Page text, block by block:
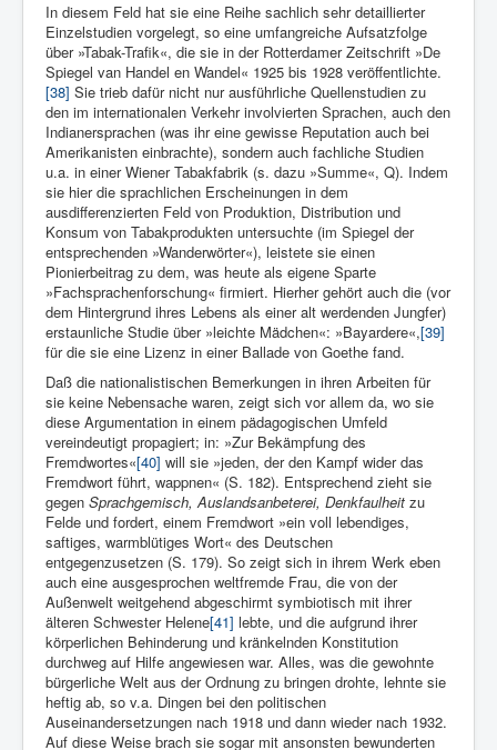
In diesem Feld hat sie eine Reihe sachlich sehr detaillierter
Einzelstudien vorgelegt, so eine umfangreiche Aufsatzfolge
über »Tabak-Trafik«, die sie in der Rotterdamer Zeitschrift »De
Spiegel van Handel en Wandel« 1925 bis 1928 veröffentlichte.
[38] Sie trieb dafür nicht nur ausführliche Quellenstudien zu
den im internationalen Verkehr involvierten Sprachen, auch den
Indianersprachen (was ihr eine gewisse Reputation auch bei
Amerikanisten einbrachte), sondern auch fachliche Studien
u.a. in einer Wiener Tabakfabrik (s. dazu »Summe«, Q). Indem
sie hier die sprachlichen Erscheinungen in dem
ausdifferenzierten Feld von Produktion, Distribution und
Konsum von Tabakprodukten untersuchte (im Spiegel der
entsprechenden »Wanderwörter«), leistete sie einen
Pionierbeitrag zu dem, was heute als eigene Sparte
»Fachsprachenforschung« firmiert. Hierher gehört auch die (vor
dem Hintergrund ihres Lebens als einer alt werdenden Jungfer)
erstaunliche Studie über »leichte Mädchen«: »Bayardere«,[39]
für die sie eine Lizenz in einer Ballade von Goethe fand.
Daß die nationalistischen Bemerkungen in ihren Arbeiten für
sie keine Nebensache waren, zeigt sich vor allem da, wo sie
diese Argumentation in einem pädagogischen Umfeld
vereindeutigt propagiert; in: »Zur Bekämpfung des
Fremdwortes«[40] will sie »jeden, der den Kampf wider das
Fremdwort führt, wappnen« (S. 182). Entsprechend zieht sie
gegen Sprachgemisch, Auslandsanbeterei, Denkfaulheit zu
Felde und fordert, einem Fremdwort »ein voll lebendiges,
saftiges, warmblütiges Wort« des Deutschen
entgegenzusetzen (S. 179). So zeigt sich in ihrem Werk eben
auch eine ausgesprochen weltfremde Frau, die von der
Außenwelt weitgehend abgeschirmt symbiotisch mit ihrer
älteren Schwester Helene[41] lebte, und die aufgrund ihrer
körperlichen Behinderung und kränkelnden Konstitution
durchweg auf Hilfe angewiesen war. Alles, was die gewohnte
bürgerliche Welt aus der Ordnung zu bringen drohte, lehnte sie
heftig ab, so v.a. Dingen bei den politischen
Auseinandersetzungen nach 1918 und dann wieder nach 1932.
Auf diese Weise brach sie sogar mit ansonsten bewunderten